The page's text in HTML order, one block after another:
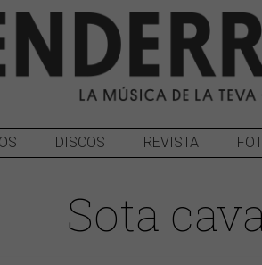
DISCOS REVISTA
Sota